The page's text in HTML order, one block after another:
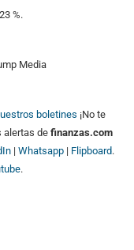
%.
Media
boletines ¡No te
alertas de finanzas.com
| Whatsapp | Flipboard.
.